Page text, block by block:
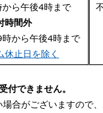
ら午後4時まで
時間外
から午後4時まで
休止日を除く
付できません。
がございますので